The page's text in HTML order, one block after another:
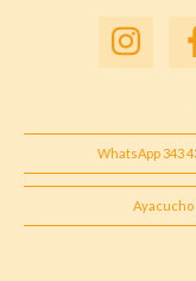
WhatsApp 343
Ayacucho